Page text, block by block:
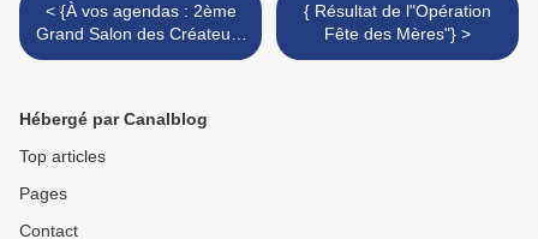
< {À vos agendas : 2ème
Grand Salon des Créateurs
à Caromb 4-5 juin 2016}
{ Résultat de l"Opération
Fête des Mères"} >
Hébergé par Canalblog
Top articles
Pages
Contact